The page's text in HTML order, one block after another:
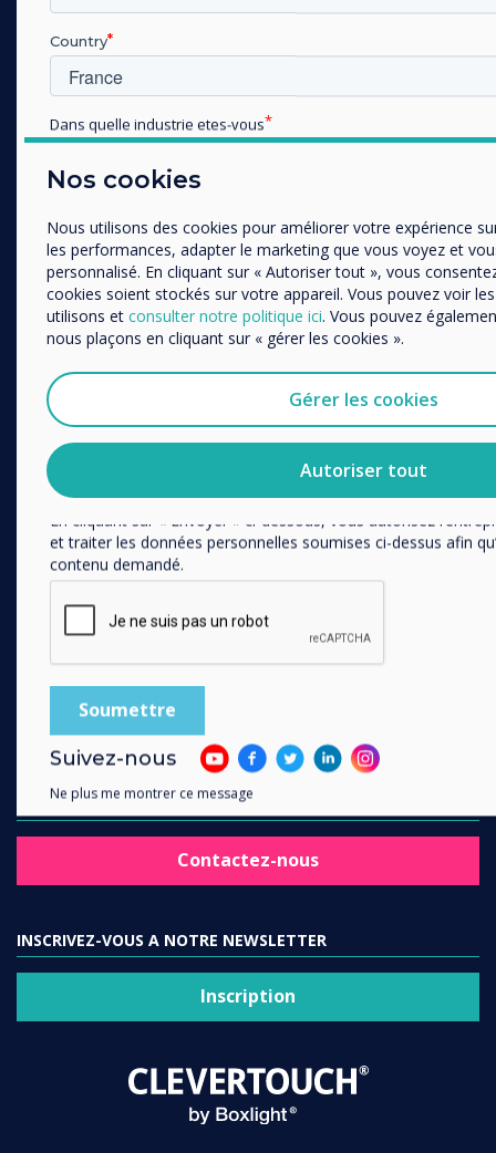
Ecrans Professionnels
Affichage Dynamique
Réservation de Salle
Logiciel
Communication Unifiée
Collaboration
SOLUTIONS
Entreprise
Santé
Education Supérieure
Histoire des clients
Télétravail
SUIVEZ-NOUS
YouTube
Facebook
Twitter
Linkedin
Instagram
CONTACTEZ-NOUS
Contactez-nous
INSCRIVEZ-VOUS A NOTRE NEWSLETTER
Inscription
Nos cookies
Nous utilisons des cookies pour améliorer votre expérience
les performances, adapter le marketing que vous voyez et
personnalisé. En cliquant sur « Autoriser tout », vous
cookies soient stockés sur votre appareil. Vous pouvez voir
utilisons et consulter notre politique ici. Vous pouvez
nous plaçons en cliquant sur « gérer les cookies ».
Gérer les cookies
Autoriser tout
Country
Dans quelle industrie etes-vous
Enterprise
Organisation Name
Nous aimerions vous contacter au sujet de nos produits et
ou courrier.
Vous pouvez vous désabonner de ces communications à
politiques de confidentialité et sur notre engagement vis-à-
respect de la vie privée.
En cliquant sur « Envoyer » ci-dessous, vous autorisez
et traiter les données personnelles soumises ci-dessus afin
contenu demandé.
Suivez-nous
Ne plus me montrer ce message